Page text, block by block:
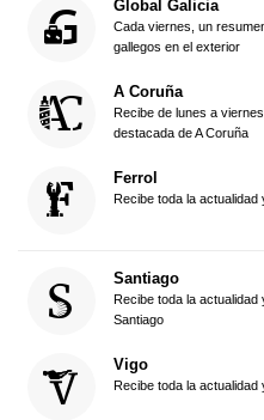
Global Galicia
Cada viernes, un
gallegos en el exterior
A Coruña
Recibe de lunes a
destacada de A Coruña
Ferrol
Recibe toda la
Santiago
Recibe toda la
Santiago
Vigo
Recibe toda la actualidad